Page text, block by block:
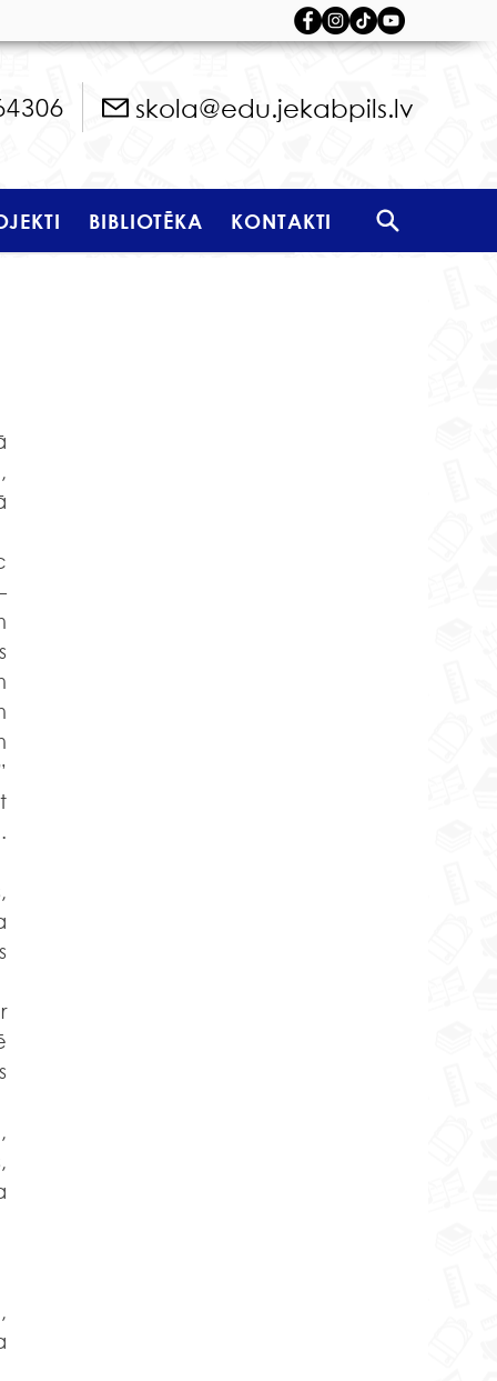
skola@edu.jekabpils.lv
BIBLIOTĒKA KONTAKTI